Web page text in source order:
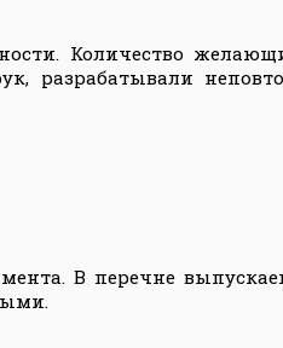
Количество
разрабатывали
В перечне